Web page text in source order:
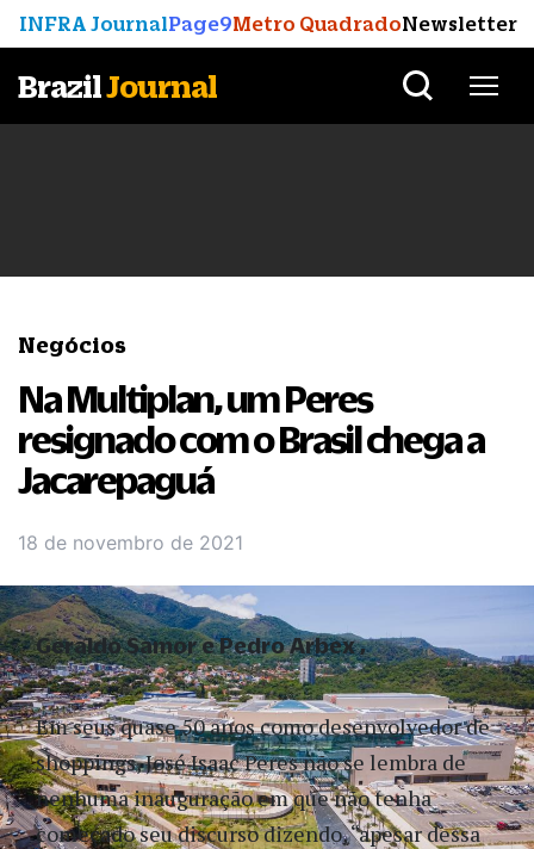
INFRA JournalPage9Metro QuadradoNewsletter
BrazilJournal
Negócios
Na Multiplan, um Peres
resignado com o Brasil chega a
Jacarepaguá
18 de novembro de 2021
Em seus quase 50 anos como desenvolvedor de
shoppings, José Isaac Peres não se lembra de
nenhuma inauguração em que não tenha
começado seu discurso dizendo, “apesar dessa
Geraldo Samor e Pedro Arbex